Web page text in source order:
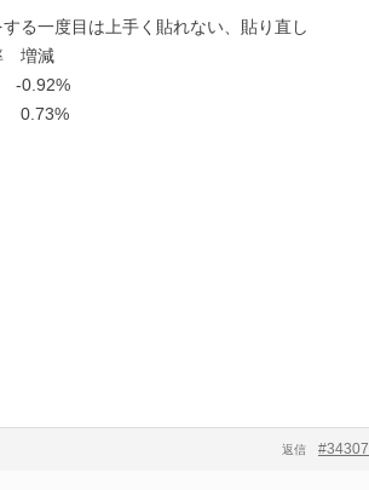
る一度目は上手く貼れない、貼り直し
増減
0.73%
#34307
返信